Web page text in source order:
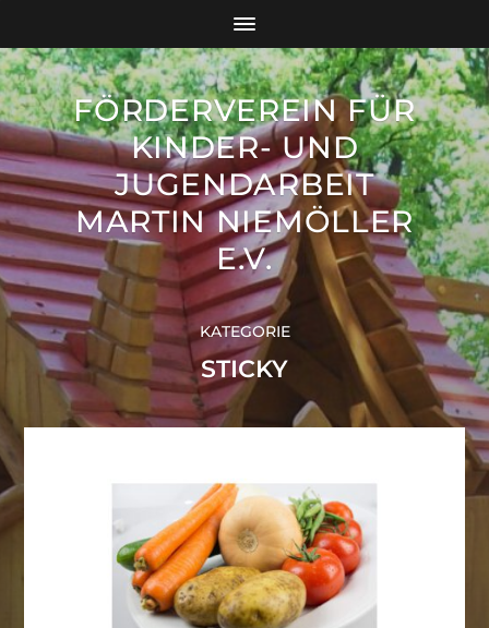
FÖRDERVEREIN FÜR
KINDER- UND
JUGENDARBEIT
MARTIN NIEMÖLLER
E.V.
KATEGORIE
STICKY